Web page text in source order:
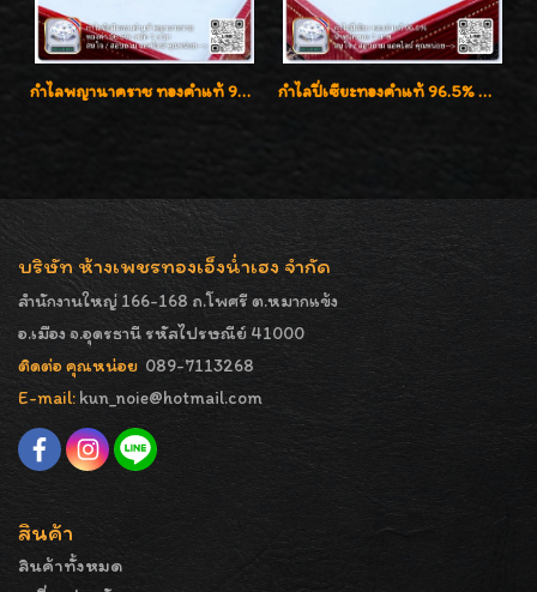
กำไลพญานาคราช ทองคำแท้ 96.5% น้ำหนัก 1 บาท เสริมสิริมงคล กำไลปี่เซียะทองคำแท้ 96.5% น้ำหนัก 1 บาท เสริมโชคลาภ
บริษัท ห้างเพชรทองเอ็งน่ำเฮง จำกัด
สำนักงานใหญ่ 166-168 ถ.โพศรี ต.หมากแข้ง
อ.เมือง จ.อุดรธานี รหัสไปรษณีย์ 41000
ติดต่อ คุณหน่อย 089-7113268
E-mail: kun_noie@hotmail.com
สินค้า
สินค้าทั้งหมด